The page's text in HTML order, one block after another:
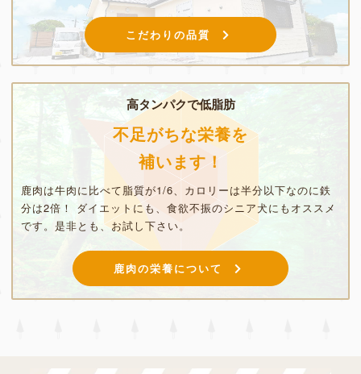
こだわりの品質
高タンパクで低脂肪
不足がちな栄養を
補います！
鹿肉は牛肉に比べて脂質が1/6、カロリーは半分以下なのに鉄
分は2倍！ ダイエットにも、食欲不振のシニア犬にもオススメ
です。是非とも、お試し下さい。
鹿肉の栄養について